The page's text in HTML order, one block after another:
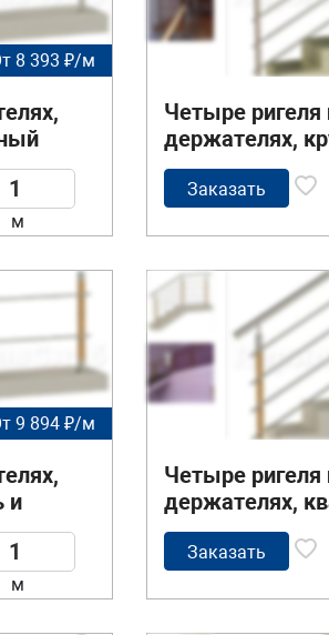
8 393 ₽/м
м
Четыре ригеля
держателях,
деревянный
круглые стойки
Заказать
9 894 ₽/м
и
м
Четыре ригеля
держателях,
поручень и
деревянными
Заказать